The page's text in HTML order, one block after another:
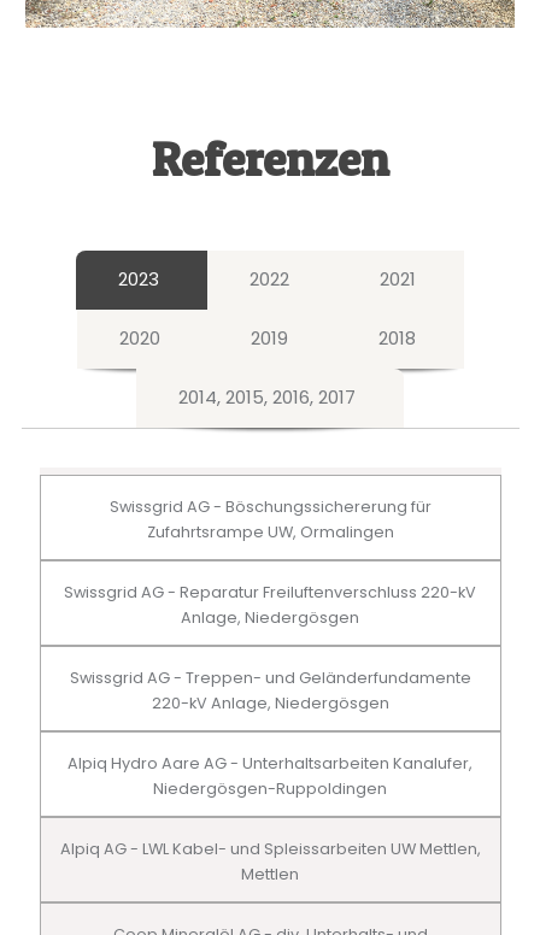
Referenzen
2023 2022 2021
2020 2019 2018
2014, 2015, 2016, 2017
Swissgrid AG - Böschungssichererung für
Zufahrtsrampe UW, Ormalingen
Swissgrid AG - Reparatur Freiluftenverschluss 220-kV
Anlage, Niedergösgen
Swissgrid AG - Treppen- und Geländerfundamente
220-kV Anlage, Niedergösgen
Alpiq Hydro Aare AG - Unterhaltsarbeiten Kanalufer,
Niedergösgen-Ruppoldingen
Alpiq AG - LWL Kabel- und Spleissarbeiten UW Mettlen,
Mettlen